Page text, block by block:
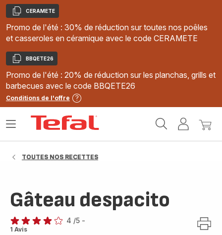
Copier
CERAMETE
Promo de l'été : 30% de réduction sur toutes nos poêles
et casseroles en céramique avec le code CERAMETE
Copier
BBQETE26
Promo de l'été : 20% de réduction sur les planchas, grills et
barbecues avec le code BBQETE26
Conditions de l'offre
MonMon
Ouvrir
TOUTES NOS RECETTES
Gâteau despacito
Avis
4 /5 -
1 Avis